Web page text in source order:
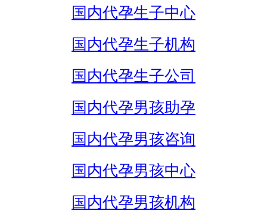
国内代孕生子中心
国内代孕生子机构
国内代孕生子公司
国内代孕男孩助孕
国内代孕男孩咨询
国内代孕男孩中心
国内代孕男孩机构